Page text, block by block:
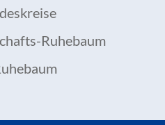
Ruhebaum